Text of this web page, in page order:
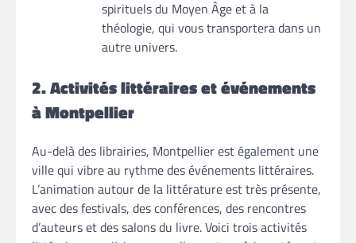
spirituels du Moyen Âge et à la
théologie, qui vous transportera dans un
autre univers.
2. Activités littéraires et événements
à Montpellier
Au-delà des librairies, Montpellier est également une
ville qui vibre au rythme des événements littéraires.
L’animation autour de la littérature est très présente,
avec des festivals, des conférences, des rencontres
d’auteurs et des salons du livre. Voici trois activités